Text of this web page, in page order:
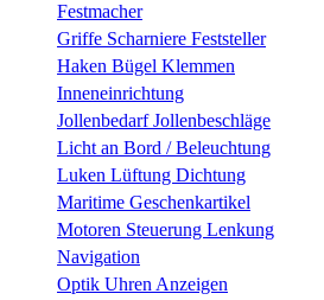
Festmacher
Griffe Scharniere Feststeller
Haken Bügel Klemmen
Inneneinrichtung
Jollenbedarf Jollenbeschläge
Licht an Bord / Beleuchtung
Luken Lüftung Dichtung
Maritime Geschenkartikel
Motoren Steuerung Lenkung
Navigation
Optik Uhren Anzeigen